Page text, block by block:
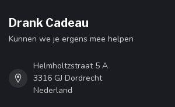
Drank Cadeau
Kunnen we je ergens mee helpen
Helmholtzstraat 5 A
3316 GJ Dordrecht
Nederland